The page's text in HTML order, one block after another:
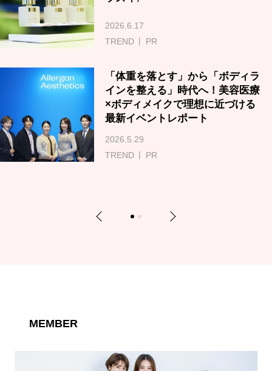
2026.6.17
TREND
PR
「体重を落とす」から「ボディラ
インを整える」時代へ！美容医療
×ボディメイクで理想に近づける
最新イベントレポート
2026.5.29
TREND
PR
Previous 1 2 Next
MEMBER